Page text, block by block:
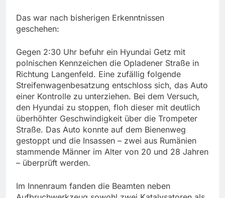
Das war nach bisherigen Erkenntnissen
geschehen:
Gegen 2:30 Uhr befuhr ein Hyundai Getz mit
polnischen Kennzeichen die Opladener Straße in
Richtung Langenfeld. Eine zufällig folgende
Streifenwagenbesatzung entschloss sich, das Auto
einer Kontrolle zu unterziehen. Bei dem Versuch,
den Hyundai zu stoppen, floh dieser mit deutlich
überhöhter Geschwindigkeit über die Trompeter
Straße. Das Auto konnte auf dem Bienenweg
gestoppt und die Insassen – zwei aus Rumänien
stammende Männer im Alter von 20 und 28 Jahren
– überprüft werden.
Im Innenraum fanden die Beamten neben